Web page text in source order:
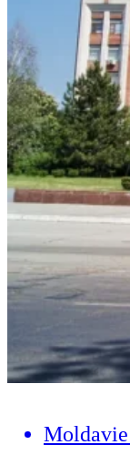
Moldavie